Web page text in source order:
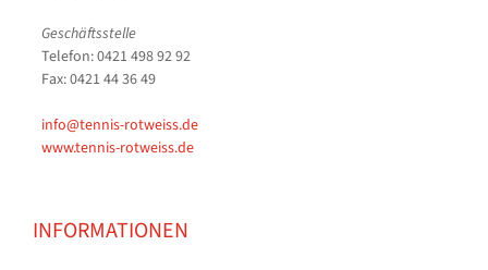
Geschäftsstelle
Telefon: 0421 498 92 92
Fax: 0421 44 36 49
info@tennis-rotweiss.de
www.tennis-rotweiss.de
INFORMATIONEN